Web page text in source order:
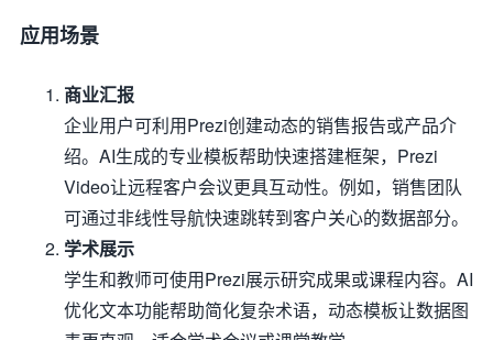
应用场景
商业汇报
企业用户可利用Prezi创建动态的销售报告或产品介
绍。AI生成的专业模板帮助快速搭建框架，Prezi
Video让远程客户会议更具互动性。例如，销售团队
可通过非线性导航快速跳转到客户关心的数据部分。
学术展示
学生和教师可使用Prezi展示研究成果或课程内容。AI
优化文本功能帮助简化复杂术语，动态模板让数据图